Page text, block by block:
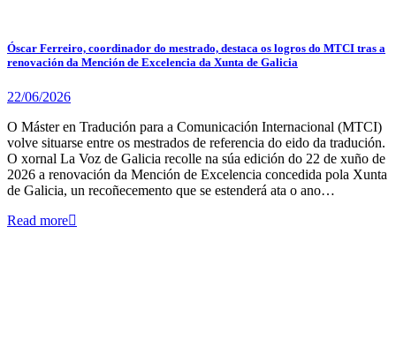
Óscar Ferreiro, coordinador do mestrado, destaca os logros do MTCI tras a
renovación da Mención de Excelencia da Xunta de Galicia
22/06/2026
O Máster en Tradución para a Comunicación Internacional (MTCI)
volve situarse entre os mestrados de referencia do eido da tradución.
O xornal La Voz de Galicia recolle na súa edición do 22 de xuño de
2026 a renovación da Mención de Excelencia concedida pola Xunta
de Galicia, un recoñecemento que se estenderá ata o ano…
Read more